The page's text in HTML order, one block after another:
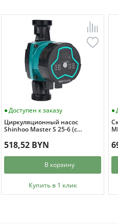
Доступен к заказу
Циркуляционный насос
Shinhoo Master S 25-6 (с
518,52 BYN
В корзину
Купить в 1 клик